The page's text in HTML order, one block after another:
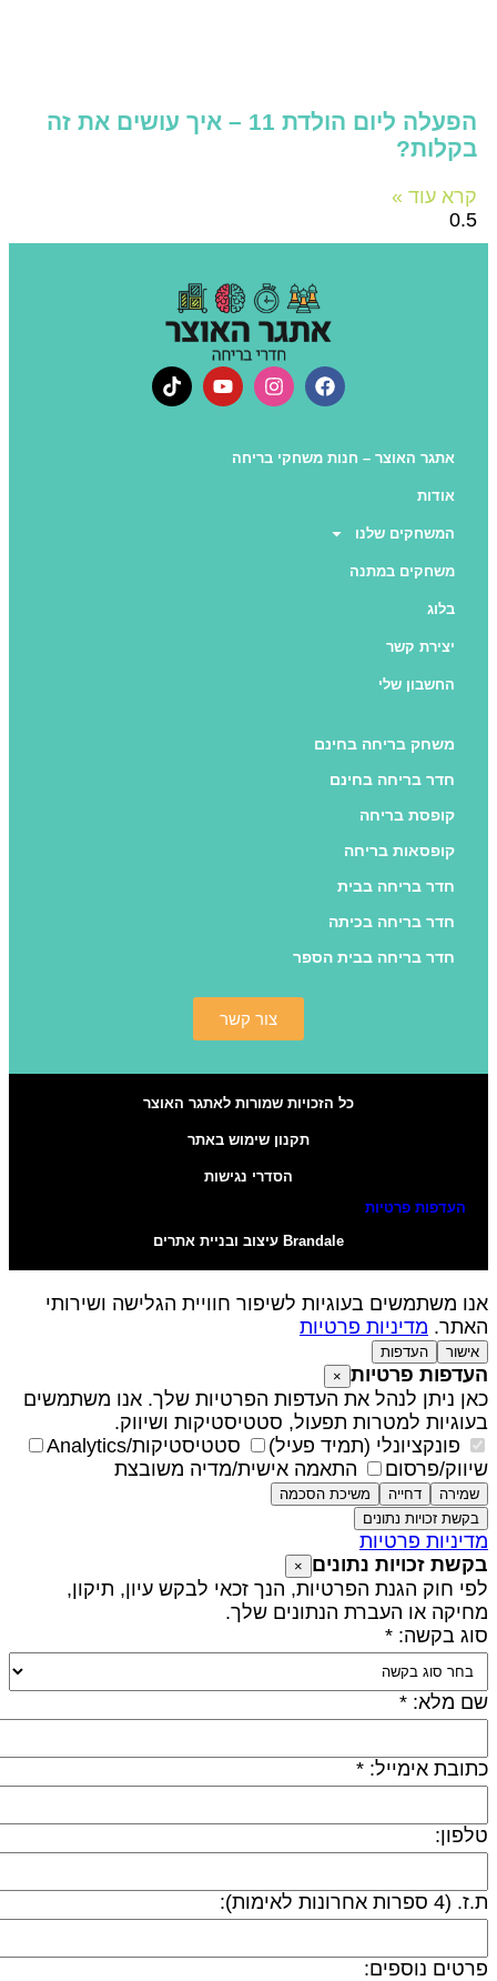
הפעלה ליום הולדת 11 – איך עושים את זה
בקלות?
קרא עוד »
אתגר האוצר – חנות משחקי בריחה
אודות
המשחקים שלנו
משחקים במתנה
בלוג
יצירת קשר
החשבון שלי
משחק בריחה בחינם
חדר בריחה בחינם
קופסת בריחה
קופסאות בריחה
חדר בריחה בבית
חדר בריחה בכיתה
חדר בריחה בבית הספר
צור קשר
כל הזכויות שמורות לאתגר האוצר
תקנון שימוש באתר
הסדרי נגישות
העדפות פרטיות
Brandale עיצוב ובניית אתרים
משתמשים בעוגיות לשיפור חוויית הגלישה ושירותי
מדיניות פרטיות
אישור העדפות
פרטיות ×
ניתן לנהל את העדפות הפרטיות שלך. אנו משתמשים
למטרות תפעול, סטטיסטיקות ושיווק.
פונקציונלי (תמיד פעיל)
סטטיסטיקות/Analytics
פרסום
התאמה אישית/מדיה משובצת
שמירה דחייה
משיכת הסכמה
בקשת זכויות נתונים
פרטיות
זכויות נתונים
חוק הגנת הפרטיות, הנך זכאי לבקש עיון, תיקון,
או העברת הנתונים שלך.
בקשה: *
מלא: *
אימייל: *
ספרות אחרונות לאימות):
נוספים: